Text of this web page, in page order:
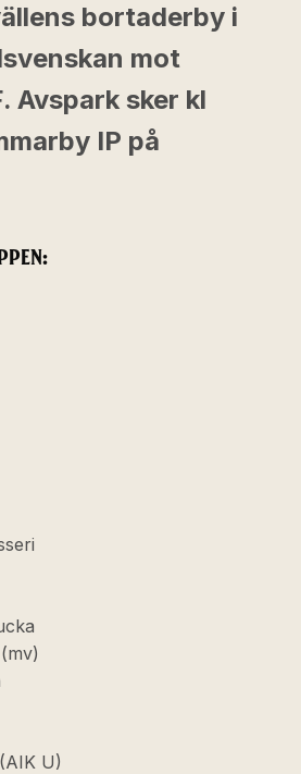
bortaderby i
mot
Avspark sker kl
IP på
U)